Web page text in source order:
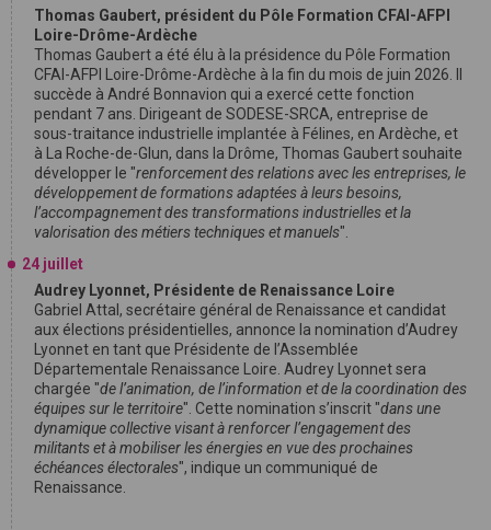
Thomas Gaubert, président du Pôle Formation CFAI-AFPI
Loire-Drôme-Ardèche
Thomas Gaubert a été élu à la présidence du Pôle Formation
CFAI-AFPI Loire-Drôme-Ardèche à la fin du mois de juin 2026. Il
succède à André Bonnavion qui a exercé cette fonction
pendant 7 ans. Dirigeant de SODESE-SRCA, entreprise de
sous-traitance industrielle implantée à Félines, en Ardèche, et
à La Roche-de-Glun, dans la Drôme, Thomas Gaubert souhaite
développer le "renforcement des relations avec les entreprises, le
développement de formations adaptées à leurs besoins,
l’accompagnement des transformations industrielles et la
valorisation des métiers techniques et manuels".
24 juillet
Audrey Lyonnet, Présidente de Renaissance Loire
Gabriel Attal, secrétaire général de Renaissance et candidat
aux élections présidentielles, annonce la nomination d’Audrey
Lyonnet en tant que Présidente de l’Assemblée
Départementale Renaissance Loire. Audrey Lyonnet sera
chargée "de l’animation, de l’information et de la coordination des
équipes sur le territoire". Cette nomination s’inscrit "dans une
dynamique collective visant à renforcer l’engagement des
militants et à mobiliser les énergies en vue des prochaines
échéances électorales", indique un communiqué de
Renaissance.